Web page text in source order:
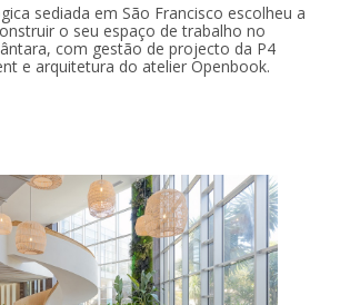
sediada em São Francisco escolheu a
o seu espaço de trabalho no
com gestão de projecto da P4
e arquitetura do atelier Openbook.